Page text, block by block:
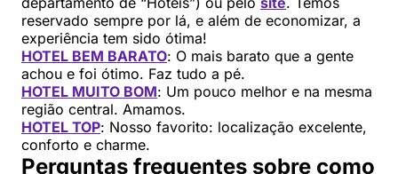
reservado sempre por lá, e além de economizar, a
experiência tem sido ótima!
HOTEL BEM BARATO: O mais barato que a gente
achou e foi ótimo. Faz tudo a pé.
HOTEL MUITO BOM: Um pouco melhor e na mesma
região central. Amamos.
HOTEL TOP: Nosso favorito: localização excelente,
conforto e charme.
Perguntas frequentes sobre como